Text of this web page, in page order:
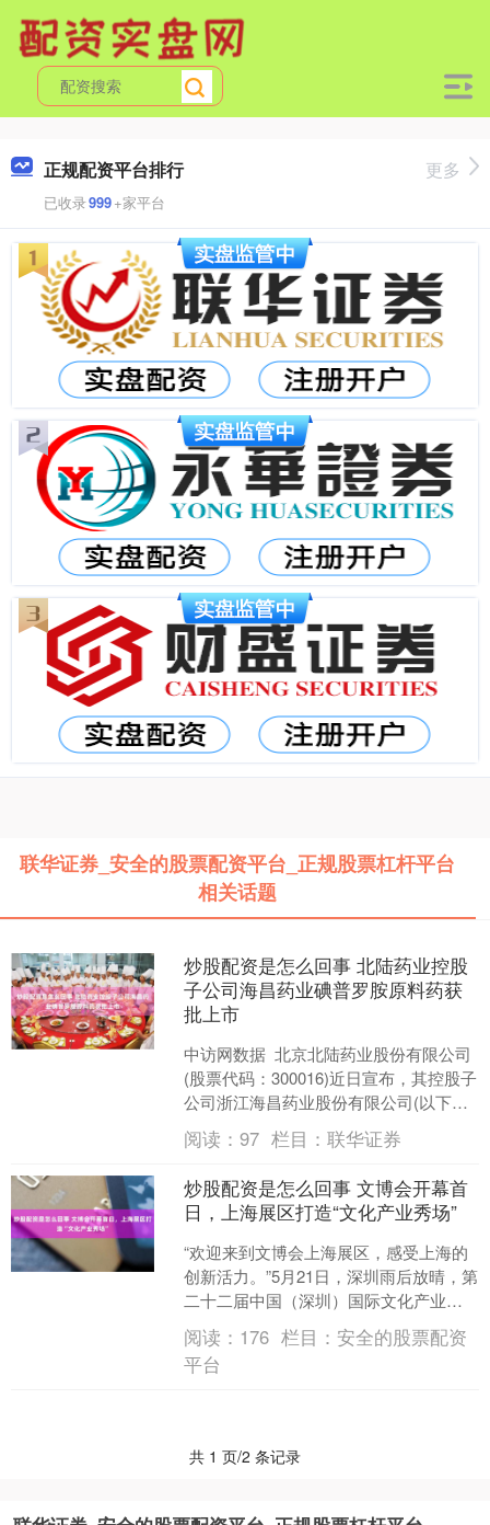
正规配资平台排行
已收录999+家平台
更多
联华证券_安全的股票配资平台_正规股票杠杆平台
相关话题
炒股配资是怎么回事 北陆药业控股
子公司海昌药业碘普罗胺原料药获
批上市
中访网数据 北京北陆药业股份有限公司
(股票代码：300016)近日宣布，其控股子
公司浙江海昌药业股份有限公司(以下简
称“海昌药业”)收到国家药品监督管理局
核准....
阅读：97 栏目：联华证券
炒股配资是怎么回事 文博会开幕首
日，上海展区打造“文化产业秀场”
“欢迎来到文博会上海展区，感受上海的
创新活力。”5月21日，深圳雨后放晴，第
二十二届中国（深圳）国际文化产业博
览交易会在深圳国际会展中心火热开
幕。记者来到位于1....
阅读： 176 栏目：安全的股票配资
平台
共 1 页/2 条记录